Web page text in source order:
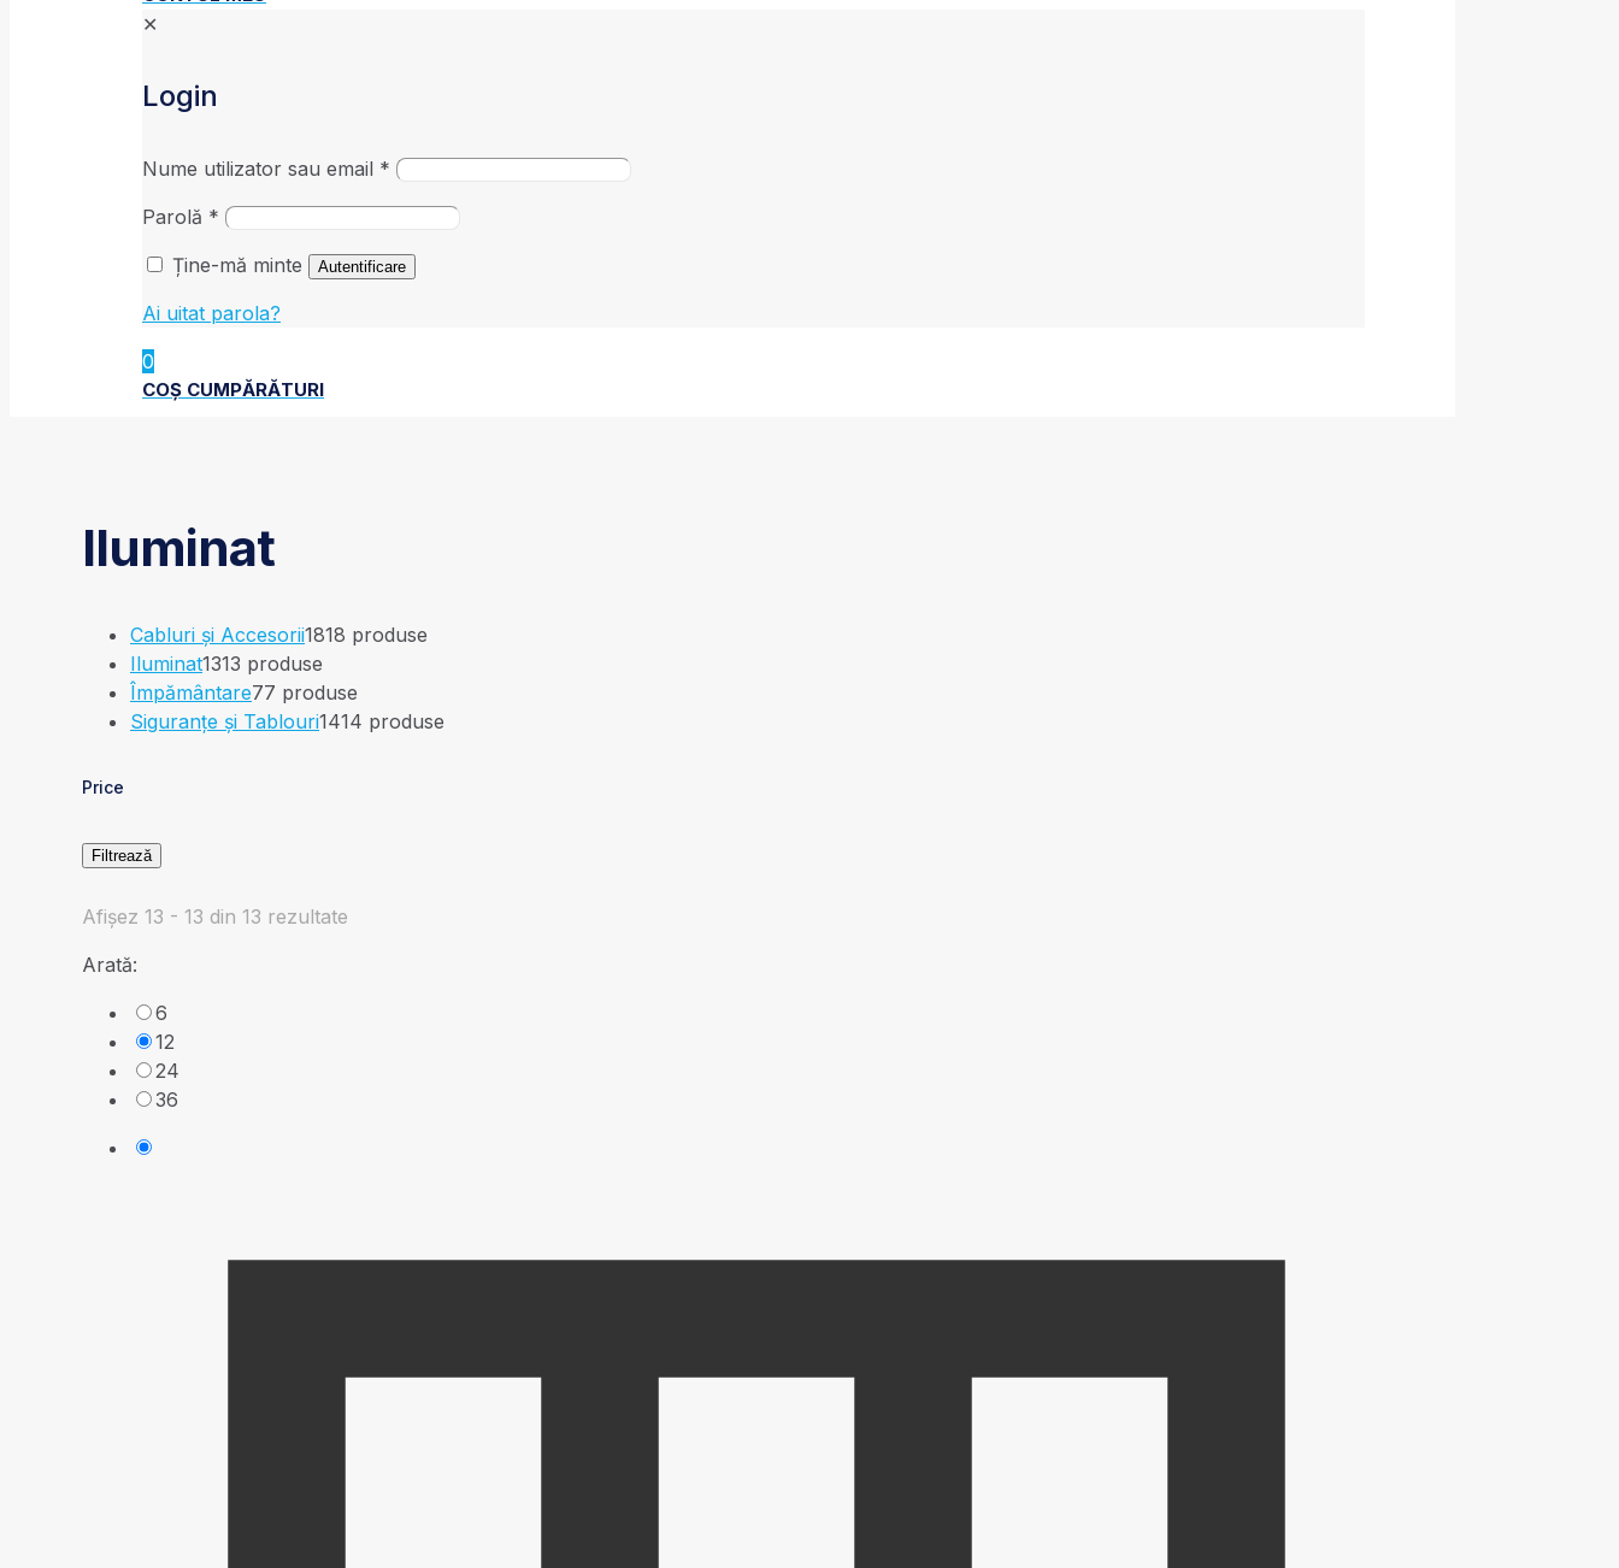
✕
Login
Nume utilizator sau email *
Parolă *
Ține-mă minte
Autentificare
Ai uitat parola?
0
COȘ CUMPĂRĂTURI
Iluminat
Cabluri și Accesorii1818 produse
Iluminat1313 produse
Împământare77 produse
Siguranțe și Tablouri1414 produse
Price
Filtrează
Afișez 13 - 13 din 13 rezultate
Arată:
6
12
24
36